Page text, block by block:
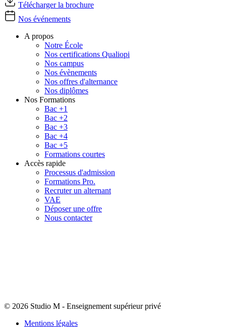
Télécharger la brochure
Nos événements
A propos
Notre École
Nos certifications Qualiopi
Nos campus
Nos évènements
Nos offres d'alternance
Nos diplômes
Nos Formations
Bac +1
Bac +2
Bac +3
Bac +4
Bac +5
Formations courtes
Accès rapide
Processus d'admission
Formations Pro.
Recruter un alternant
VAE
Déposer une offre
Nous contacter
© 2026 Studio M - Enseignement supérieur privé
Mentions légales